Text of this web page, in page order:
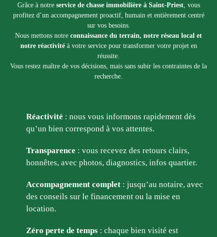
Grâce à notre service de chasse immobilière à Saint-Priest, vous
profitez d’un accompagnement proactif, humain et entièrement centré
sur vos besoins.
Nous mettons notre connaissance du terrain, notre réseau local et
notre réactivitéà votre service pour transformer votre projet en
réussite.
Vous restez maître de vos décisions, mais sans subir les contraintes de la
recherche.
Réactivité : nous vous informons rapidement dès
qu’un bien correspond à vos attentes.
Transparence : vous recevez des retours clairs,
honnêtes, avec photos, diagnostics, infos quartier.
Accompagnement complet : jusqu’au notaire, avec
des conseils sur le financement ou la mise en
location.
Zéro perte de temps : chaque bien visité est